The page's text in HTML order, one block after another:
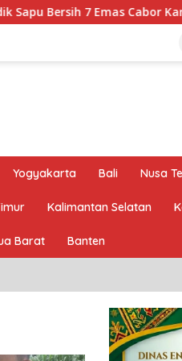
Emas Cabor Karoke di
Yogyakarta Bali Nusa
Kalimantan Selatan
Barat Banten